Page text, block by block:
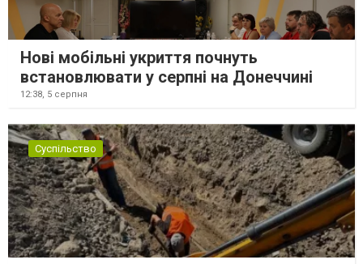
Нові мобільні укриття почнуть
встановлювати у серпні на Донеччині
12:38, 5 серпня
Суспільство